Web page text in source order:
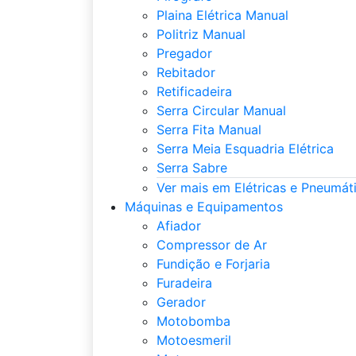
Plaina Elétrica Manual
Politriz Manual
Pregador
Rebitador
Retificadeira
Serra Circular Manual
Serra Fita Manual
Serra Meia Esquadria Elétrica
Serra Sabre
Ver mais em Elétricas e
Máquinas e Equipamentos
Afiador
Compressor de Ar
Fundição e Forjaria
Furadeira
Gerador
Motobomba
Motoesmeril